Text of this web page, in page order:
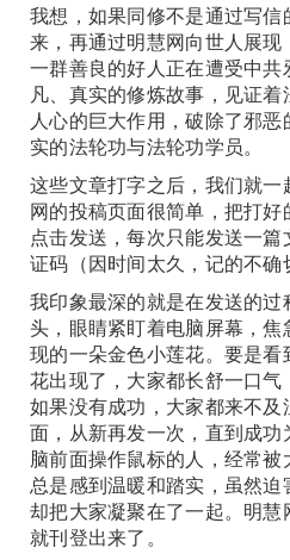
我想，如果同修不是通过写
来，再通过明慧网向世人展
一群善良的好人正在遭受中
凡、真实的修炼故事，见证
人心的巨大作用，破除了邪
实的法轮功与法轮功学员。
这些文章打字之后，我们就
网的投稿页面很简单，把打好
点击发送，每次只能发送一
证码（因时间太久，记的不确
我印象最深的就是在发送的
头，眼睛紧盯着电脑屏幕，
现的一朵金色小莲花。要是看
花出现了，大家都长舒一口气
如果没有成功，大家都来不
面，从新再发一次，直到成
脑前面操作鼠标的人，经常
总是感到温暖和踏实，虽然
却把大家凝聚在了一起。明
就刊登出来了。